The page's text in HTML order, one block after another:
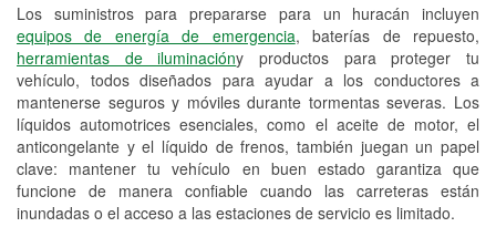
Los suministros para prepararse para un huracán incluyen
equipos de energía de emergencia, baterías de repuesto,
herramientas de iluminacióny productos para proteger tu
vehículo, todos diseñados para ayudar a los conductores a
mantenerse seguros y móviles durante tormentas severas. Los
líquidos automotrices esenciales, como el aceite de motor, el
anticongelante y el líquido de frenos, también juegan un papel
clave: mantener tu vehículo en buen estado garantiza que
funcione de manera confiable cuando las carreteras están
inundadas o el acceso a las estaciones de servicio es limitado.
Reciclaje de baterías y aceite
Instalación de bombillas de faros
Instalación de limpiaparabrisas
Programa de Préstamo de
Herramientas
Rectificación de tambores y discos de